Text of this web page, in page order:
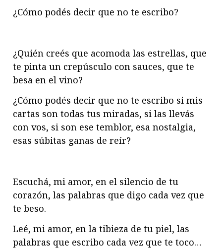
¿Cómo podés decir que no te escribo?
¿Quién creés que acomoda las estrellas, que
te pinta un crepúsculo con sauces, que te
besa en el vino?
¿Cómo podés decir que no te escribo si mis
cartas son todas tus miradas, si las llevás
con vos, si son ese temblor, esa nostalgia,
esas súbitas ganas de reír?
Escuchá, mi amor, en el silencio de tu
corazón, las palabras que digo cada vez que
te beso.
Leé, mi amor, en la tibieza de tu piel, las
palabras que escribo cada vez que te toco…